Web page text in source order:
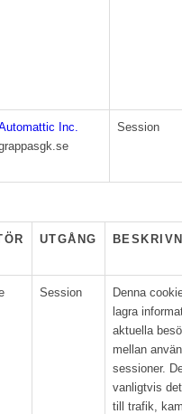
Inc.
Session
UTGÅNG
Session
Denna
lagra
aktuella
mellan
sessioner.
vanligtvis
till trafik,